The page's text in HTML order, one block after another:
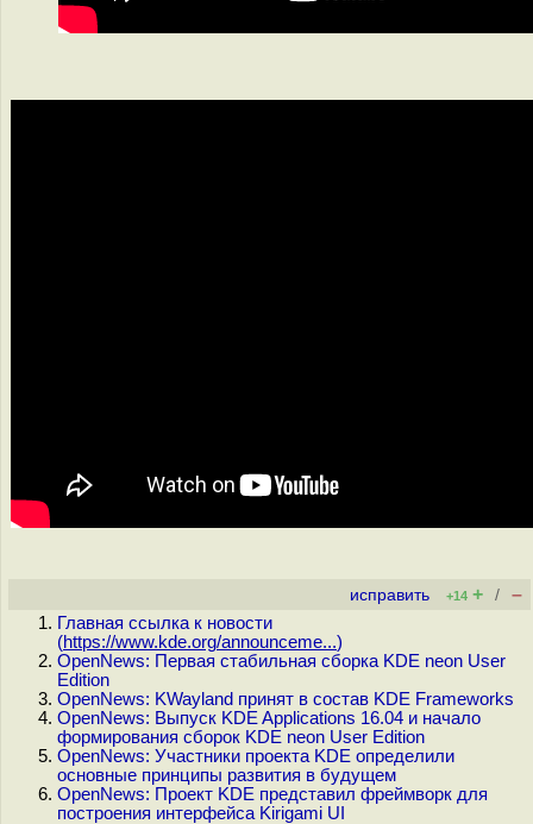
исправить +14 + / –
Главная ссылка к новости
(https://www.kde.org/announceme...)
OpenNews: Первая стабильная сборка KDE neon User
Edition
OpenNews: KWayland принят в состав KDE Frameworks
OpenNews: Выпуск KDE Applications 16.04 и начало
формирования сборок KDE neon User Edition
OpenNews: Участники проекта KDE определили
основные принципы развития в будущем
OpenNews: Проект KDE представил фреймворк для
построения интерфейса Kirigami UI